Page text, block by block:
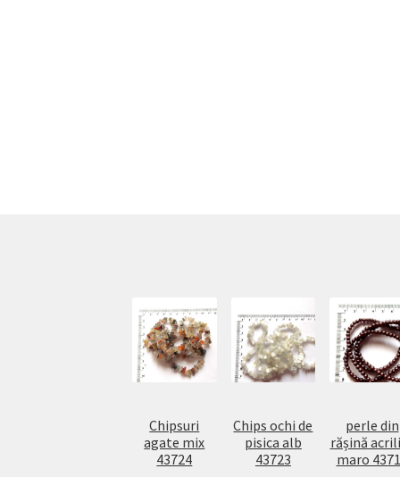
Chipsuri
agate mix
43724
Chips ochi de
pisica alb
43723
perle din
rășină
maro